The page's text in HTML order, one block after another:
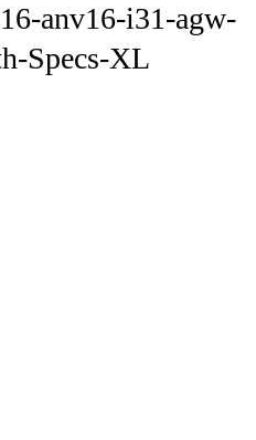
anv16-i31-agw-
Specs-XL